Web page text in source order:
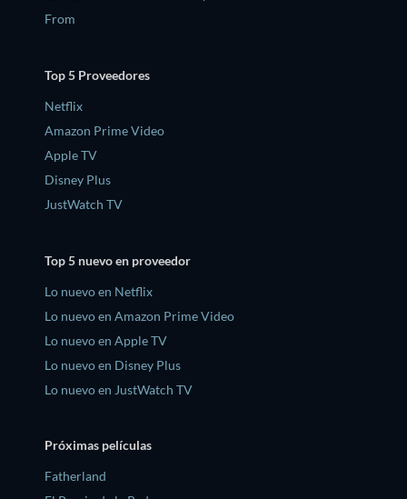
From
Top 5 Proveedores
Netflix
Amazon Prime Video
Apple TV
Disney Plus
JustWatch TV
Top 5 nuevo en proveedor
Lo nuevo en Netflix
Lo nuevo en Amazon Prime Video
Lo nuevo en Apple TV
Lo nuevo en Disney Plus
Lo nuevo en JustWatch TV
Próximas películas
Fatherland